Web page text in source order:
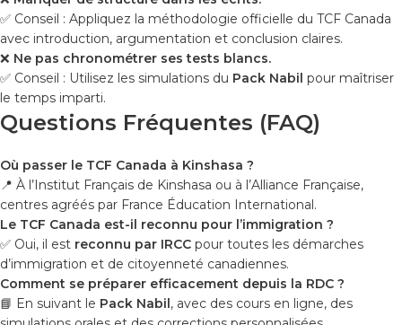
✅ Conseil : Appliquez la méthodologie officielle du TCF Canada
avec introduction, argumentation et conclusion claires.
❌ Ne pas chronométrer ses tests blancs.
✅ Conseil : Utilisez les simulations du Pack Nabil pour maîtriser
le temps imparti.
Questions Fréquentes (FAQ)
Où passer le TCF Canada à Kinshasa ?
📍 À l’Institut Français de Kinshasa ou à l’Alliance Française,
centres agréés par France Éducation International.
Le TCF Canada est-il reconnu pour l’immigration ?
✅ Oui, il est reconnu par IRCC pour toutes les démarches
d’immigration et de citoyenneté canadiennes.
Comment se préparer efficacement depuis la RDC ?
📘 En suivant le Pack Nabil , avec des cours en ligne, des